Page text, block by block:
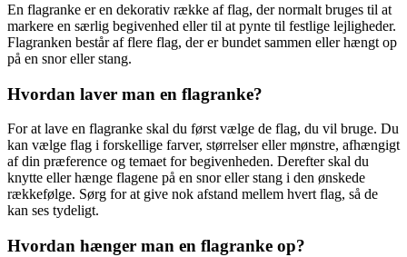
En flagranke er en dekorativ række af flag, der normalt bruges til at
markere en særlig begivenhed eller til at pynte til festlige lejligheder.
Flagranken består af flere flag, der er bundet sammen eller hængt op
på en snor eller stang.
Hvordan laver man en flagranke?
For at lave en flagranke skal du først vælge de flag, du vil bruge. Du
kan vælge flag i forskellige farver, størrelser eller mønstre, afhængigt
af din præference og temaet for begivenheden. Derefter skal du
knytte eller hænge flagene på en snor eller stang i den ønskede
rækkefølge. Sørg for at give nok afstand mellem hvert flag, så de
kan ses tydeligt.
Hvordan hænger man en flagranke op?